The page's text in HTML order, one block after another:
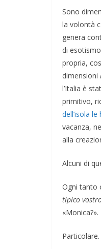
Sono
la volontà
genera
di
propria,
dimensioni
l’Italia è
primitivo,
dell’isola
vacanza,
alla
Alcuni di
Ogni tanto
tipico
«Monica?».